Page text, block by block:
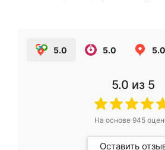
5.0 5.0 5.0
5.0 из 5
На основе 945
Оставить